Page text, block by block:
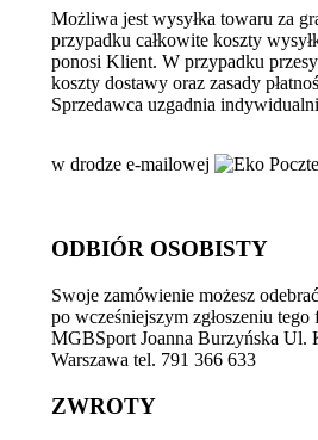
Możliwa jest wysyłka towaru za
przypadku całkowite koszty
ponosi Klient. W przypadku
koszty dostawy oraz zasady
Sprzedawca uzgadnia
w drodze e-mailowej
ODBIÓR OSOBISTY
Swoje zamówienie możesz
po wcześniejszym zgłoszeniu tego
MGBSport Joanna Burzyńska Ul.
Warszawa tel. 791 366 633
ZWROTY